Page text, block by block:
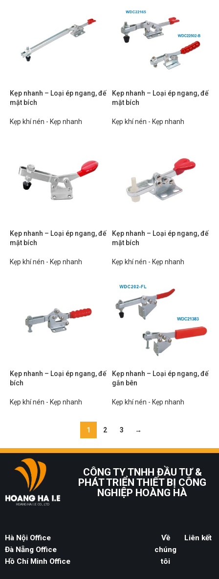
Kẹp nhanh – Loại ép ngang, đế
mặt bích
Kẹp khí nén - Kẹp nhanh
Kẹp nhanh – Loại ép ngang, đế
mặt bích
Kẹp khí nén - Kẹp nhanh
Kẹp nhanh – Loại ép ngang, đế
mặt bích
Kẹp khí nén - Kẹp nhanh
Kẹp nhanh – Loại ép ngang, đế
mặt bích
Kẹp khí nén - Kẹp nhanh
Kẹp nhanh – Loại ép ngang, đế
bích
Kẹp khí nén - Kẹp nhanh
Kẹp nhanh – Loại ép ngang, đế
gắn bên
Kẹp khí nén - Kẹp nhanh
1 2 3 →
HOANG HA I.E CO., LTD
CÔNG TY TNHH ĐẦU TƯ &
PHÁT TRIỂN THIẾT BỊ CÔNG
NGHIỆP HOÀNG HÀ
Hà Nội Office
Đà Nẵng Office
Hồ Chí Minh Office
Về
chúng
tôi
Liên kết